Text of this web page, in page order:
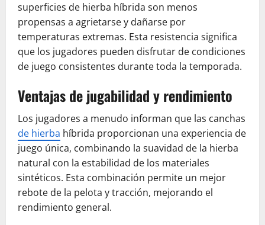
superficies de hierba híbrida son menos
propensas a agrietarse y dañarse por
temperaturas extremas. Esta resistencia significa
que los jugadores pueden disfrutar de condiciones
de juego consistentes durante toda la temporada.
Ventajas de jugabilidad y rendimiento
Los jugadores a menudo informan que las canchas
de hierba híbrida proporcionan una experiencia de
juego única, combinando la suavidad de la hierba
natural con la estabilidad de los materiales
sintéticos. Esta combinación permite un mejor
rebote de la pelota y tracción, mejorando el
rendimiento general.